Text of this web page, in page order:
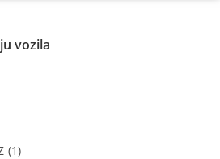
vozila
(1)